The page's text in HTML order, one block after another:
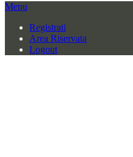
Menu
Registrati
Area Riservata
Logout